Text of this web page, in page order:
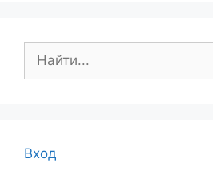
Вход